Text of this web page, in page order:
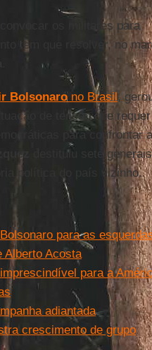
os militares para
tem que resolver, no
Bolsonarono Brasil,
de tensão que requer
para confrontar a
destituiu sete
política do país vizinho.
para as
Alberto Acosta
para a
adiantada
crescimento de grupo